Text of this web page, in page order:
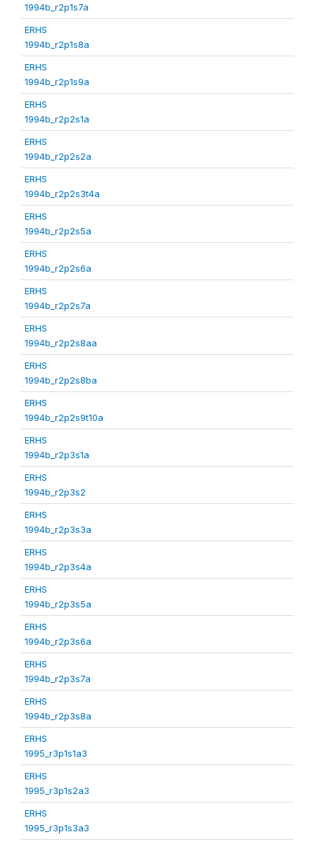
1994b_r2p1s7a
ERHS
1994b_r2p1s8a
ERHS
1994b_r2p1s9a
ERHS
1994b_r2p2s1a
ERHS
1994b_r2p2s2a
ERHS
1994b_r2p2s3t4a
ERHS
1994b_r2p2s5a
ERHS
1994b_r2p2s6a
ERHS
1994b_r2p2s7a
ERHS
1994b_r2p2s8aa
ERHS
1994b_r2p2s8ba
ERHS
1994b_r2p2s9t10a
ERHS
1994b_r2p3s1a
ERHS
1994b_r2p3s2
ERHS
1994b_r2p3s3a
ERHS
1994b_r2p3s4a
ERHS
1994b_r2p3s5a
ERHS
1994b_r2p3s6a
ERHS
1994b_r2p3s7a
ERHS
1994b_r2p3s8a
ERHS
1995_r3p1s1a3
ERHS
1995_r3p1s2a3
ERHS
1995_r3p1s3a3